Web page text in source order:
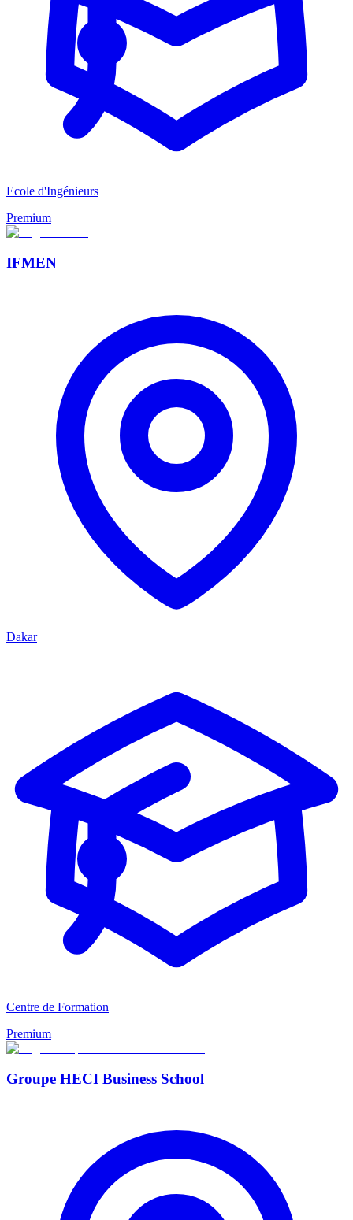
Ecole d'Ingénieurs
Premium
IFMEN
Dakar
Centre de Formation
Premium
Groupe HECI Business School